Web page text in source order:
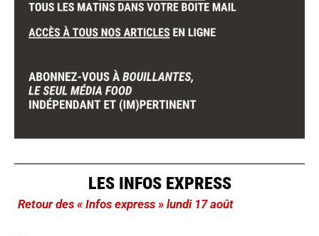
LES INFOS EXPRESS
Retour des « Infos express » lundi 17 août